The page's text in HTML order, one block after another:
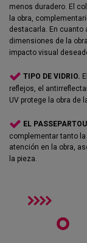
menos duradero. El
la obra,
destacarla. En cuanto
dimensiones de la
impacto visual
TIPO DE VIDRIO.
reflejos, el
UV protege la obra de
EL
complementar tanto
atención en la obra,
la pieza.